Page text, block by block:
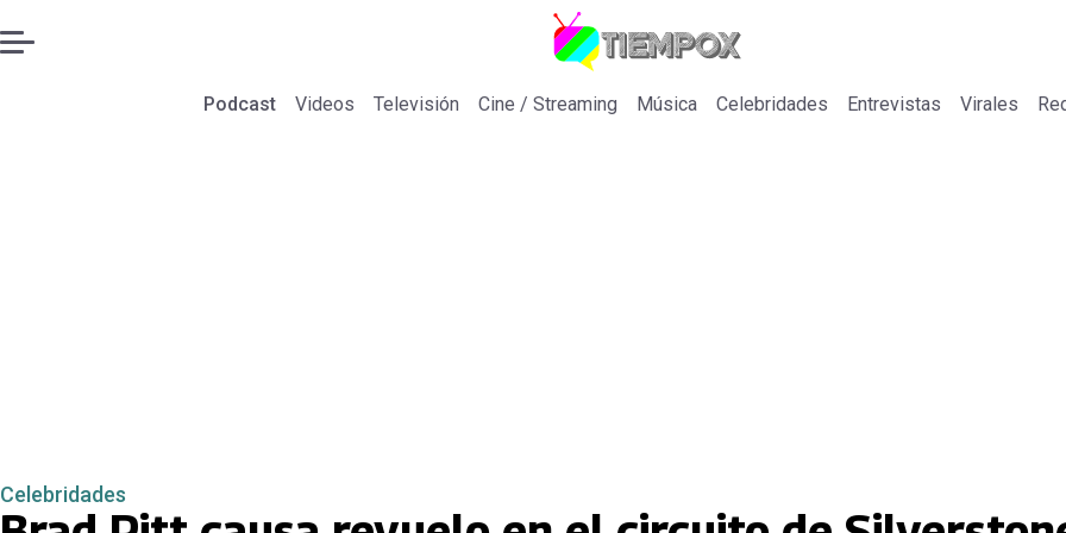
Podcast Videos Televisión Cine / Streaming Música Celebridades Entrevistas Virales
Celebridades